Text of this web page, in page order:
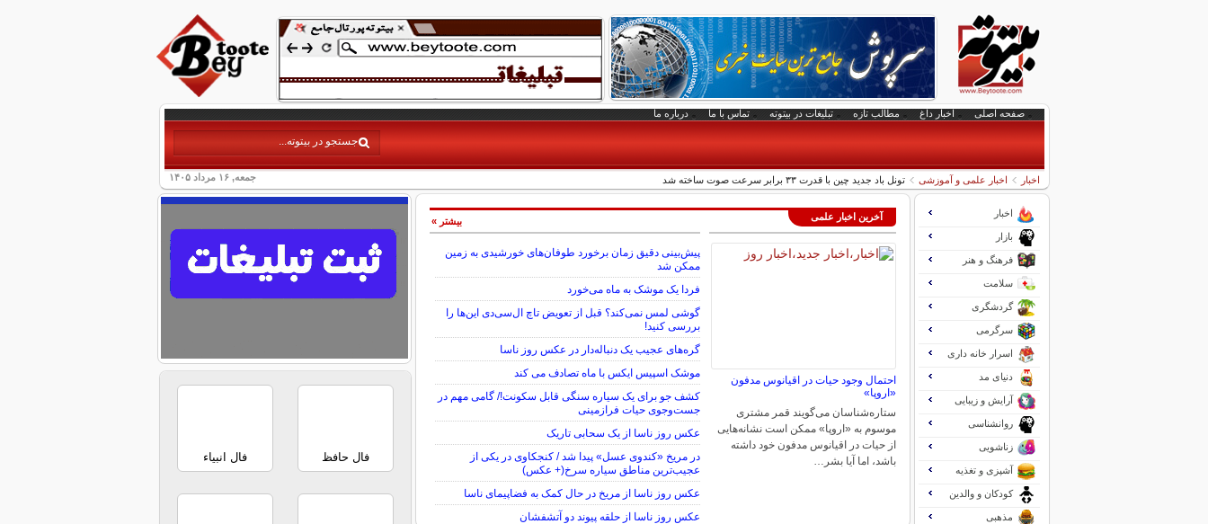
صفحه اصلی اخبار داغ مطالب تازه تبلیغات در بیتوته تماس با ما درباره ما
جمعه, ۱۶ مرداد ۱۴۰۵ اخبار اخبار علمی و آموزشی تونل باد جدید چین با قدرت ۳۳ برابر سرعت صوت ساخته شد
آخرین اخبار علمی
احتمال وجود حیات در اقیانوس مدفون
«اروپا»
ستاره‌شناسان می‌گویند قمر مشتری
موسوم به «اروپا» ممکن است نشانه‌هایی
از حیات در اقیانوس مدفون خود داشته
باشد، اما آیا بشر…
پیش‌بینی دقیق زمان برخورد طوفان‌های خورشیدی به زمین
ممکن شد
فردا یک موشک به ماه می‌خورد
گوشی لمس نمی‌کند؟ قبل از تعویض تاچ ال‌سی‌دی این‌ها را
بررسی کنید!
گره‌های عجیب یک دنباله‌دار در عکس روز ناسا
موشک اسپیس ایکس با ماه تصادف می کند
کشف جو برای یک سیاره سنگی قابل سکونت!/ گامی مهم در
جست‌وجوی حیات فرازمینی
عکس روز ناسا از یک سحابی تاریک
در مریخ «کندوی عسل» پیدا شد / کنجکاوی در یکی از
عجیب‌ترین مناطق سیاره سرخ(+ عکس)
عکس روز ناسا از مریخ در حال کمک به فضاپیمای ناسا
عکس روز ناسا از حلقه پیوند دو آتشفشان
بیشتر »
اخبار
بازار
فرهنگ و هنر
سلامت
گردشگری
سرگرمی
اسرار خانه داری
دنیای مد
آرایش و زیبایی
روانشناسی
زناشویی
آشپزی و تغذیه
کودکان و والدین
مذهبی
فال حافظ فال انبیاء